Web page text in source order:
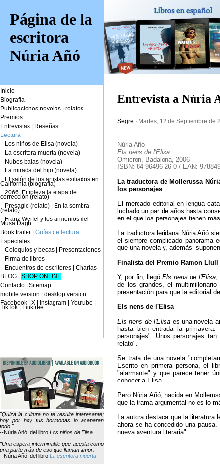
Página de la
escritora
Núria Añó
Núria Añó
Els nens de l'Elisa
Omicron, Badalona, 2006
ISBN: 84-96496-26-0 / EAN:
La traductora de Mollerussa
los personajes
El mercado editorial en lengua
luchado un par de años hasta
en el que los personajes tienen
La traductora leridana Núria Añó
el siempre complicado panorama
que una novela y, además,
Finalista del Premio Ramon Llull
Y, por fin, llegóEls nens de l'Elisa,
de los grandes, el
presentación para que la editorial
Els nens de l'Elisa
Els nens de l'Elisa es una novela
hasta bien entrada la
personajes". Unos personajes
relato".
Se trata de una novela
Escrito en primera persona, el
"alarmante" y que parece tener
conocer a Elisa.
Pero Núria Añó, nacida en
que la trama argumental no es lo
La autora destaca que la literatura
ahora se ha concedido una
nueva aventura literaria".
Segre · Martes, 12 de Septiembre de
Entrevista a Núria
Inicio
Biografía
Publicaciones novelas
relatos
Premios
Entrevistas
Reseñas
Lectura
Los niños de Elisa (novela)
La escritora muerta (novela)
Nubes bajas (novela)
La mirada del hijo (novela)
El salón de los artistas exiliados en
California (biografía)
2066. Empieza la etapa de
corrección (relato)
Presagio (relato)
En la sombra
(relato)
Franz Werfel y los armenios del
Musa Dagh
Book trailer
Guías de lectura
Especiales
Coloquios y becas
Presentaciones
Firma de libros
Encuentros de escritores
Charlas
BLOG
SHOP ONLINE
Contacto
Sitemap
mobile version
desktop version
Facebook | X | Instagram | Youtube |
TikTok | Linktree
"Quizá la cultura no te resulte interesante;
hoy por hoy tus hormonas lo acaparan
todo."
--Núria Añó, del libro Los niños de Elisa
"Una espera interminable que acepta como
una parte más de eso que llaman amor."
--Núria Añó, del libro La escritora muerta